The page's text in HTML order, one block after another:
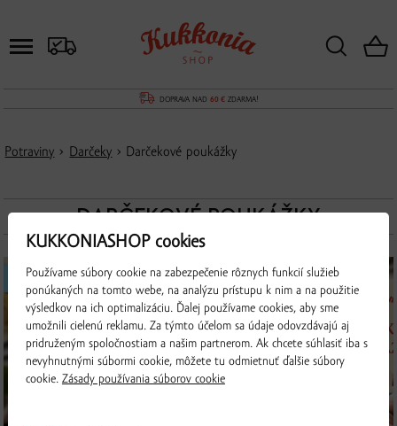
DOPRAVA NAD 60 €ZDARMA!
Potraviny › Darčeky › Darčekové poukážky
DARČEKOVÉ POUKÁŽKY
ZNÍŽENÁ DOPRAVA ZNÍŽENÁ DOPRAVA
KUKKONIASHOP cookies
Používame súbory cookie na zabezpečenie rôznych funkcií služieb
ponúkaných na tomto webe, na analýzu prístupu k nim a na použitie
výsledkov na ich optimalizáciu. Ďalej používame cookies, aby sme
umožnili cielenú reklamu. Za týmto účelom sa údaje odovzdávajú aj
pridruženým spoločnostiam a našim partnerom. Ak chcete súhlasiť iba s
nevyhnutnými súbormi cookie, môžete tu odmietnuť ďalšie súbory
cookie. Zásady používania súborov cookie